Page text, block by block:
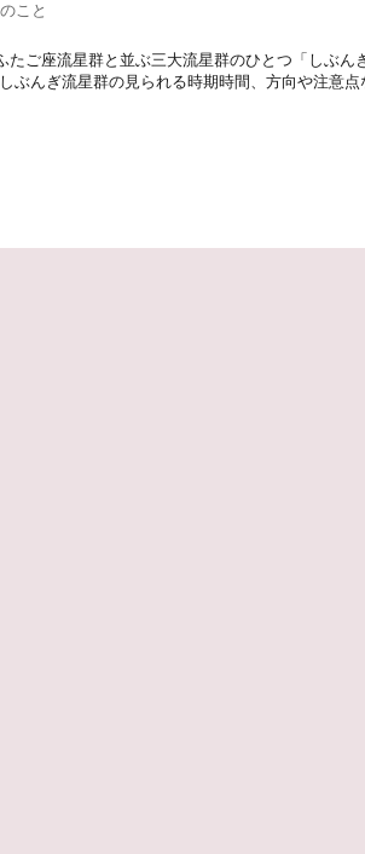
こと
たご座流星群と並ぶ三大流星群のひとつ「しぶん
ぶんぎ流星群の見られる時期時間、方向や注意点